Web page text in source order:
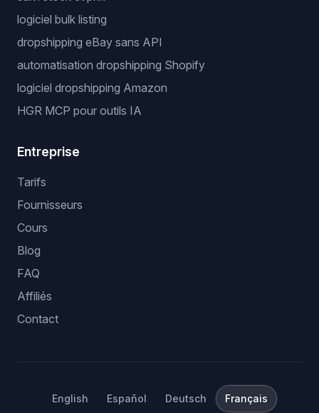
logiciel bulk listing
dropshipping eBay sans API
automatisation dropshipping Shopify
logiciel dropshipping Amazon
HGR MCP pour outils IA
Entreprise
Tarifs
Fournisseurs
Cours
Blog
FAQ
Affiliés
Contact
English Español Deutsch Français